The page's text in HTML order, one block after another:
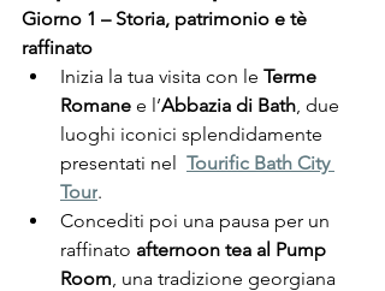
Giorno 1 – Storia, patrimonio e tè
raffinato
Inizia la tua visita con le Terme
Romane e l’Abbazia di Bath , due
luoghi iconici splendidamente
presentati nel Tourific Bath City
Tour.
Concediti poi una pausa per un
raffinato afternoon tea al Pump
Room , una tradizione georgiana